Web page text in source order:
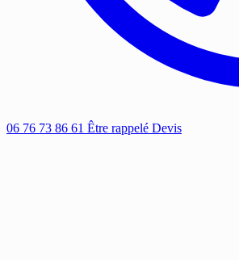
06 76 73 86 61 Être rappelé Devis